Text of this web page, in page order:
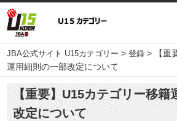
JBA公式サイト U15カテゴリー >登録 >
【
運用細則の一部改定について
【重要】U15カテゴリー移籍
改定について